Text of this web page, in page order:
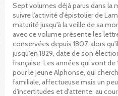
Sept volumes déjà parus dans
suivre l'activité d'épistolier de
maturité jusqu'à la veille de sa
avec ce volume présente les
conservées depuis 1807, alors
jusqu'en 1829, date de son
française. Les années qui vont de
pour le jeune Alphonse, qui
familiale, affectueuse mais un
d'incertitudes et d'attente, au